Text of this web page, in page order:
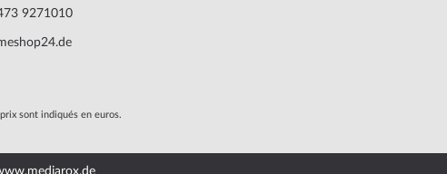
9271010
sont indiqués en euros.